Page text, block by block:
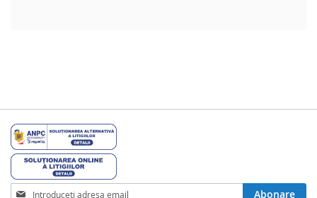
Inscrieti-
Abonare